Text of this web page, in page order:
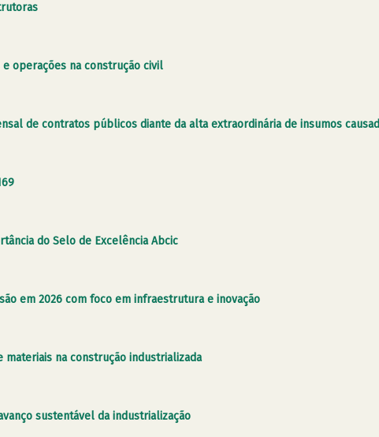
operações na construção civil
de contratos públicos diante da alta extraordinária de insumos
do Selo de Excelência Abcic
em 2026 com foco em infraestrutura e inovação
materiais na construção industrializada
sustentável da industrialização